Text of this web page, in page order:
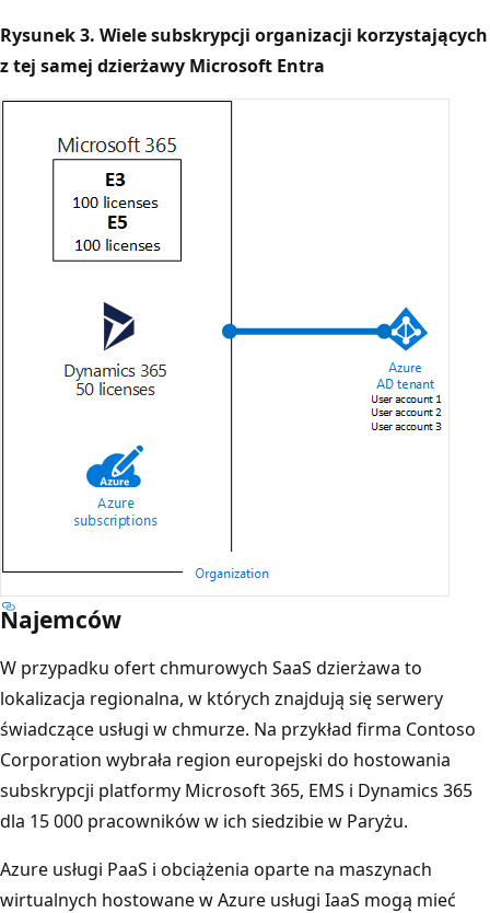
Rysunek 3. Wiele subskrypcji organizacji korzystających
z tej samej dzierżawy Microsoft Entra
Najemców
W przypadku ofert chmurowych SaaS dzierżawa to
lokalizacja regionalna, w których znajdują się serwery
świadczące usługi w chmurze. Na przykład firma Contoso
Corporation wybrała region europejski do hostowania
subskrypcji platformy Microsoft 365, EMS i Dynamics 365
dla 15 000 pracowników w ich siedzibie w Paryżu.
Azure usługi PaaS i obciążenia oparte na maszynach
wirtualnych hostowane w Azure usługi IaaS mogą mieć